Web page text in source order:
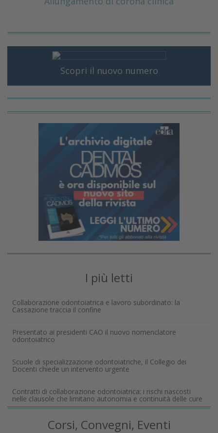
Scopri il nuovo numero
I più letti
Collaborazione odontoiatrica e lavoro subordinato: la
Cassazione traccia il confine
Presentato ai presidenti CAO il nuovo nomenclatore
odontoiatrico
Scuole di specializzazione odontoiatriche, il Collegio dei
Docenti chiede un intervento urgente
Contratti di collaborazione odontoiatrica: i rischi nascosti
nelle clausole che limitano autonomia e continuità delle cure
Corsi, Convegni, Eventi